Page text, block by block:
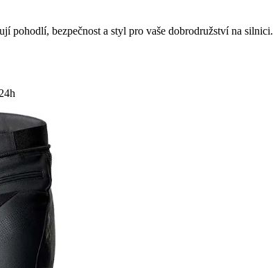
pohodlí, bezpečnost a styl pro vaše dobrodružství na silnici.
24h